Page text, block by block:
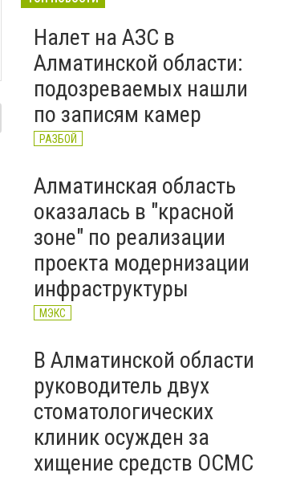
отпраздновал первую
годовщину
Налет на АЗС в
Алматинской области:
подозреваемых нашли
по записям камер
РАЗБОЙ
Алматинская область
оказалась в "красной
зоне" по реализации
проекта модернизации
инфраструктуры
МЭКС
В Алматинской области
руководитель двух
стоматологических
клиник осужден за
хищение средств ОСМС